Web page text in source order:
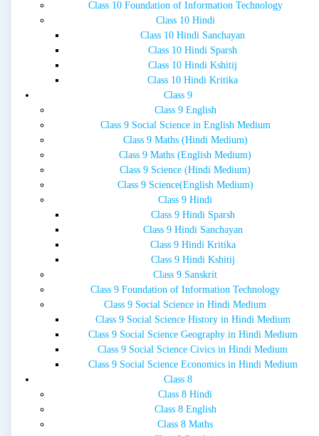
Class 10 Foundation of Information Technology
Class 10 Hindi
Class 10 Hindi Sanchayan
Class 10 Hindi Sparsh
Class 10 Hindi Kshitij
Class 10 Hindi Kritika
Class 9
Class 9 English
Class 9 Social Science in English Medium
Class 9 Maths (Hindi Medium)
Class 9 Maths (English Medium)
Class 9 Science (Hindi Medium)
Class 9 Science(English Medium)
Class 9 Hindi
Class 9 Hindi Sparsh
Class 9 Hindi Sanchayan
Class 9 Hindi Kritika
Class 9 Hindi Kshitij
Class 9 Sanskrit
Class 9 Foundation of Information Technology
Class 9 Social Science in Hindi Medium
Class 9 Social Science History in Hindi Medium
Class 9 Social Science Geography in Hindi Medium
Class 9 Social Science Civics in Hindi Medium
Class 9 Social Science Economics in Hindi Medium
Class 8
Class 8 Hindi
Class 8 English
Class 8 Maths